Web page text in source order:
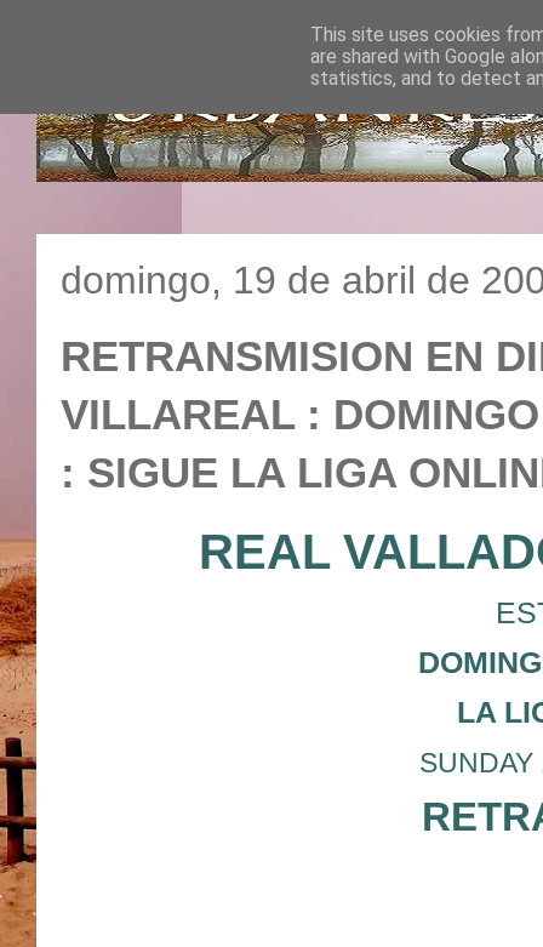
domingo, 19 de abril de
RETRANSMISION EN
VILLAREAL :
: SIGUE LA LIGA
REAL
LA
This site uses cookies
are shared with Google
statistics, and to detect